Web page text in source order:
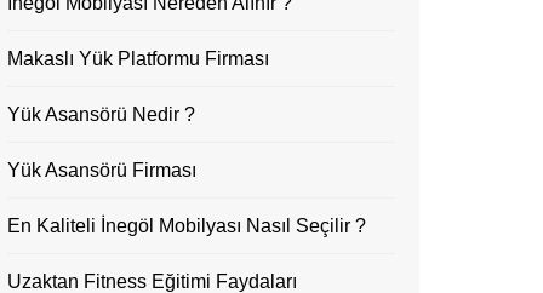
Makaslı Yük Platformu Firması
Yük Asansörü Nedir ?
Yük Asansörü Firması
En Kaliteli İnegöl Mobilyası Nasıl Seçilir ?
Uzaktan Fitness Eğitimi Faydaları